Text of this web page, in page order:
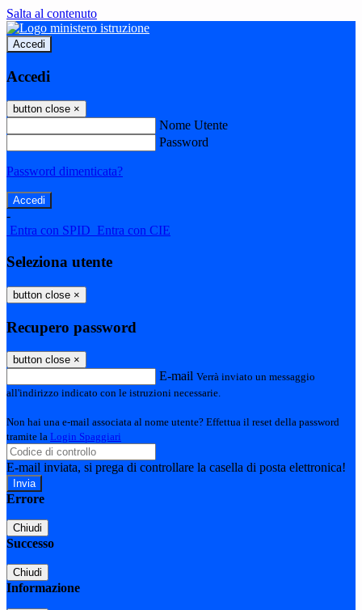
Salta al contenuto
Accedi
Accedi
button close ×
Nome Utente
Password
Password dimenticata?
-
Entra con SPID Entra con CIE
Seleziona utente
button close ×
Recupero password
button close ×
E-mail Verrà inviato un messaggio
all'indirizzo indicato con le istruzioni necessarie.
Non hai una e-mail associata al nome utente? Effettua il reset della password
tramite la Login Spaggiari
E-mail inviata, si prega di controllare la casella di posta elettronica!
Errore
Chiudi
Successo
Chiudi
Informazione